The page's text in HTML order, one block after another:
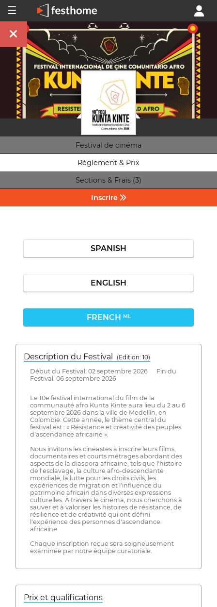
Festival de cinéma
Règlement & Prix
Sections & Frais (3)
Inscrire
SPANISH
ENGLISH
FRENCH ML
Description du Festival
( Edition: 10)
Début du Festival: 02 septembre 2026 Fin du
Festival: 06 septembre 2026
Le 10e festival international du film de la
communauté afro Kunta Kinte aura lieu du 2 au 6
septembre 2026 dans la ville de Medellín, en
Colombie. Cette année, le thème central du
festival est : « Résistance et créativité des peuples
d'ascendance africaine ».
Nous invitons les cinéastes à inscrire leurs films,
documentaires et courts métrages abordant des
aspects de la diaspora africaine, tels que l'histoire
de l'esclavage, la culture afro-descendante
mondiale, la lutte pour les droits civils, les
expériences de migration et l'influence du
patrimoine africain dans diverses expressions
culturelles. À travers le cinéma, nous cherchons à
sauver et à valoriser les histoires de résistance, de
résilience et de créativité qui ont défini
l'expérience des personnes d'ascendance
africaine.
Chaque inscription reçue sera soigneusement
examinée par notre équipe curatoriale.
Prix ​​et qualifications